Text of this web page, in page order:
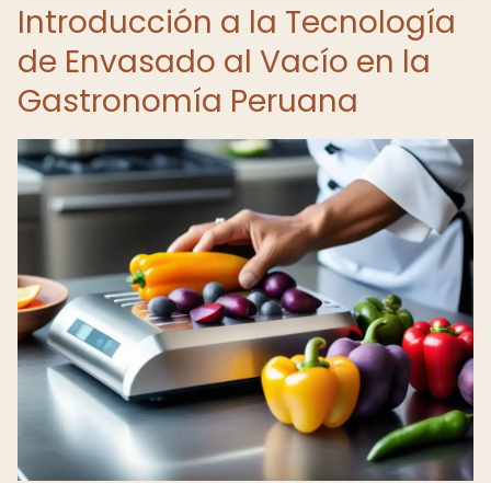
Introducción a la Tecnología
de Envasado al Vacío en la
Gastronomía Peruana